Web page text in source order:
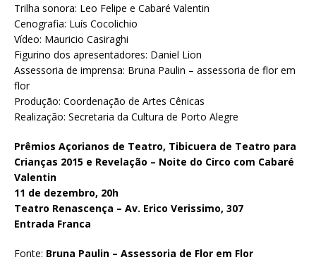
Trilha sonora: Leo Felipe e Cabaré Valentin
Cenografia: Luís Cocolichio
Vídeo: Mauricio Casiraghi
Figurino dos apresentadores: Daniel Lion
Assessoria de imprensa: Bruna Paulin – assessoria de flor em
flor
Produção: Coordenação de Artes Cênicas
Realização: Secretaria da Cultura de Porto Alegre
Prêmios Açorianos de Teatro, Tibicuera de Teatro para
Crianças 2015 e Revelação – Noite do Circo com Cabaré
Valentin
11 de dezembro, 20h
Teatro Renascença – Av. Erico Verissimo, 307
Entrada Franca
Fonte: Bruna Paulin – Assessoria de Flor em Flor